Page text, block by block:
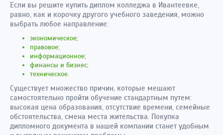
Если вы решите купить диплом колледжа в Ивантеевке,
равно, как и корочку другого учебного заведения, можно
выбрать любое направление:
экономическое;
правовое;
информационное;
финансы и бизнес;
техническое.
Существует множество причин, которые мешают
самостоятельно пройти обучение стандартным путем:
высокая цена образования, отсутствие времени, семейные
обстоятельства, смена места жительства. Покупка
дипломного документа в нашей компании станет удобным